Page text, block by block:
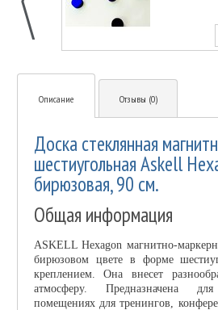
Описание Отзывы (0)
Доска стеклянная
шестиугольная Askell
бирюзовая, 90 см.
Общая информация
ASKELL Hexagon магнитно-
бирюзовом цвете в форме
креплением. Она внесет
атмосферу. Предназначена
помещениях для тренингов,